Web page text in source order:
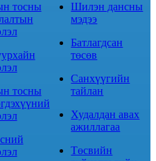
тосны
тосны
Шилэн дансны
мэдээ
Батлагдсан
төсөв
Санхүүгийн
тайлан
Худалдан авах
ажиллагаа
Төсвийн